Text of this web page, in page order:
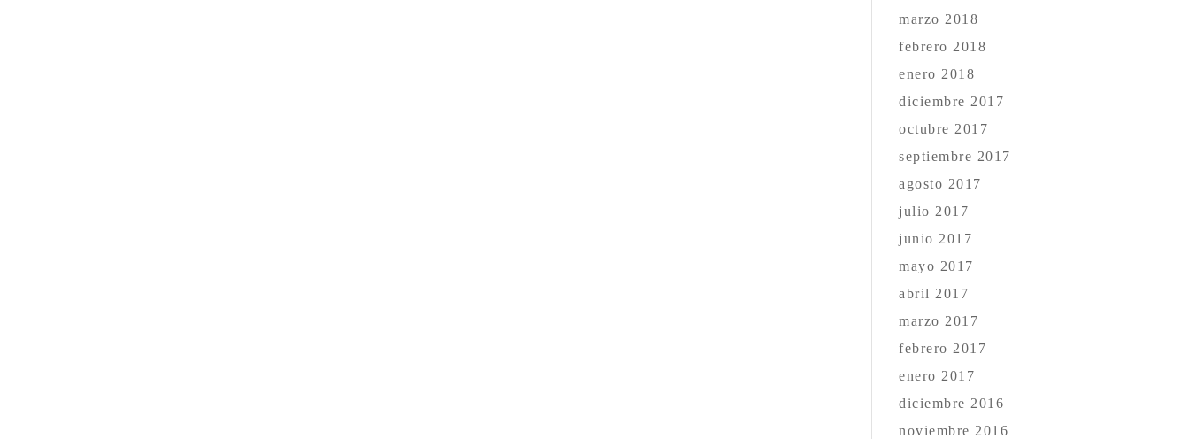
marzo 2018
febrero 2018
enero 2018
diciembre 2017
octubre 2017
septiembre 2017
agosto 2017
julio 2017
junio 2017
mayo 2017
abril 2017
marzo 2017
febrero 2017
enero 2017
diciembre 2016
noviembre 2016